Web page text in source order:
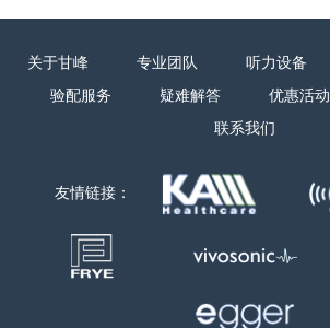
关于甘峰 专业团队 听力设备
验配服务
疑难解答 优惠活动
联系我们
友情链接：